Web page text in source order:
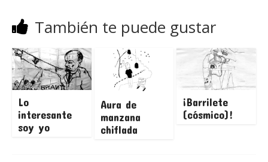
También te puede gustar
Lo
interesante
soy yo
Aura de
manzana
chiflada
¡Barrilete
(cósmico)!